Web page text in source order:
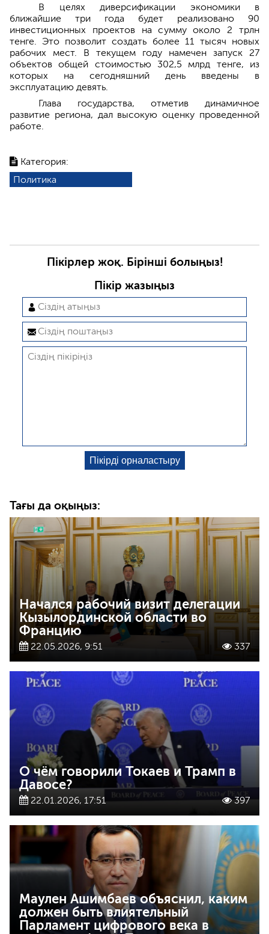
Категория:
Политика
В целях диверсификации экономики в
ближайшие три года будет реализовано 90
инвестиционных проектов на сумму около 2 трлн
тенге. Это позволит создать более 11 тысяч новых
рабочих мест. В текущем году намечен запуск 27
объектов общей стоимостью 302,5 млрд тенге, из
которых на сегодняшний день введены в
эксплуатацию девять.
Глава государства, отметив динамичное
развитие региона, дал высокую оценку проведенной
работе.
Пікірлер жоқ. Бірінші болыңыз!
Пікір жазыңыз
Тағы да оқыңыз:
Начался рабочий визит делегации
Кызылординской области во
Францию
22.05.2026, 9:51 337
О чём говорили Токаев и Трамп в
Давосе?
22.01.2026, 17:51 397
Маулен Ашимбаев объяснил, каким
должен быть влиятельный
Парламент цифрового века в